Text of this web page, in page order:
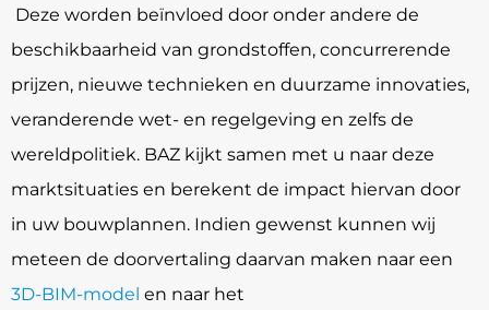
Deze worden beïnvloed door onder andere de
beschikbaarheid van grondstoffen, concurrerende
prijzen, nieuwe technieken en duurzame innovaties,
veranderende wet- en regelgeving en zelfs de
wereldpolitiek. BAZ kijkt samen met u naar deze
marktsituaties en berekent de impact hiervan door
in uw bouwplannen. Indien gewenst kunnen wij
meteen de doorvertaling daarvan maken naar een
3D-BIM-model en naar het